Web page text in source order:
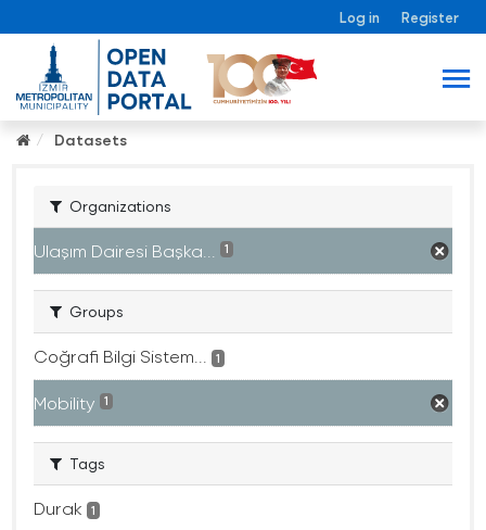
Log in Register
Datasets
Organizations
Ulaşım Dairesi Başka... 1
Groups
Coğrafi Bilgi Sistem... 1
Mobility 1
Tags
Durak 1